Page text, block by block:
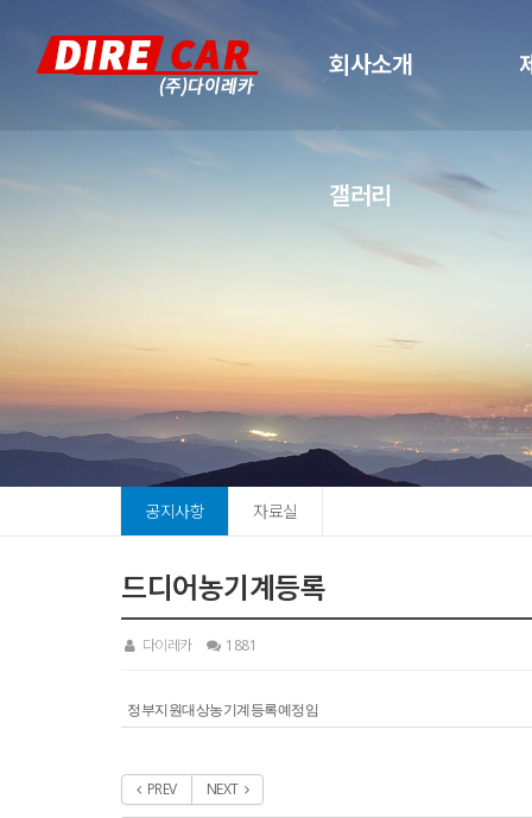
회사소개
갤러리
공지사항 자료실
드디어농기계등록
다이레카 1881
정부지원대상농기계등록예정임
PREV NEXT